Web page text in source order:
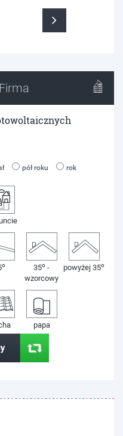
Firma
pół roku rok
o 35o -
wzorcowy
powyżej 35o
papa